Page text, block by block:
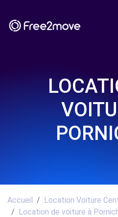
Accueil
Location Voiture
Location de voiture à